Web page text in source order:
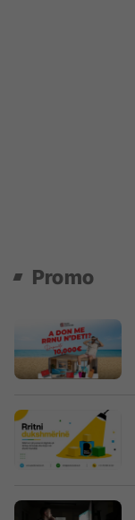
Promo